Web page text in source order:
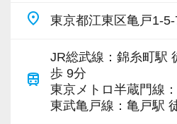
新しいことにチャレンジ
識を身につけたいという
び込みました。
その中で生き残るために
ーション力を磨くこと。
当社では、全員がお客様
最新の税務・会計サービ
【ご紹介が多い安定企業
私達は「税務のプロフェ
様に寄り添う」ことが一つ
お客様から「こうしたい
います。
専門Webサイトを10サイ
新規顧問契約のお客様が
各オフィスに国税OB税理
place 東京都江東区亀戸1-
train
JR総武線：錦糸町駅
歩 9分
東京メトロ半蔵門線
東武亀戸線：亀戸駅